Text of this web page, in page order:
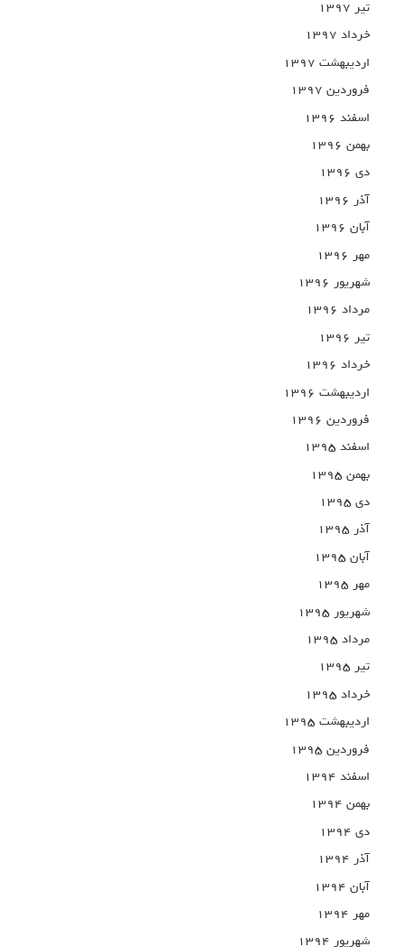
تیر ۱۳۹۷
خرداد ۱۳۹۷
اردیبهشت ۱۳۹۷
فروردین ۱۳۹۷
اسفند ۱۳۹۶
بهمن ۱۳۹۶
دی ۱۳۹۶
آذر ۱۳۹۶
آبان ۱۳۹۶
مهر ۱۳۹۶
شهریور ۱۳۹۶
مرداد ۱۳۹۶
تیر ۱۳۹۶
خرداد ۱۳۹۶
اردیبهشت ۱۳۹۶
فروردین ۱۳۹۶
اسفند ۱۳۹۵
بهمن ۱۳۹۵
دی ۱۳۹۵
آذر ۱۳۹۵
آبان ۱۳۹۵
مهر ۱۳۹۵
شهریور ۱۳۹۵
مرداد ۱۳۹۵
تیر ۱۳۹۵
خرداد ۱۳۹۵
اردیبهشت ۱۳۹۵
فروردین ۱۳۹۵
اسفند ۱۳۹۴
بهمن ۱۳۹۴
دی ۱۳۹۴
آذر ۱۳۹۴
آبان ۱۳۹۴
مهر ۱۳۹۴
شهریور ۱۳۹۴